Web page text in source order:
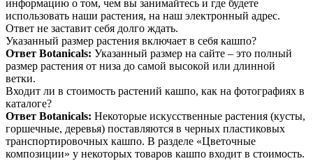
информацию о том, чем вы занимайтесь и где будете
использовать наши растения, на наш электронный адрес.
Ответ не заставит себя долго ждать.
Указанный размер растения включает в себя кашпо?
Ответ Botanicals: Указанный размер на сайте – это полный
размер растения от низа до самой высокой или длинной
ветки.
Входит ли в стоимость растений кашпо, как на фотографиях в
каталоге?
Ответ Botanicals: Некоторые искусственные растения (кусты,
горшечные, деревья) поставляются в черных пластиковых
транспортировочных кашпо. В разделе «Цветочные
композиции» у некоторых товаров кашпо входит в стоимость.